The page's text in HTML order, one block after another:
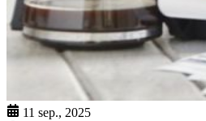
11 sep., 2025